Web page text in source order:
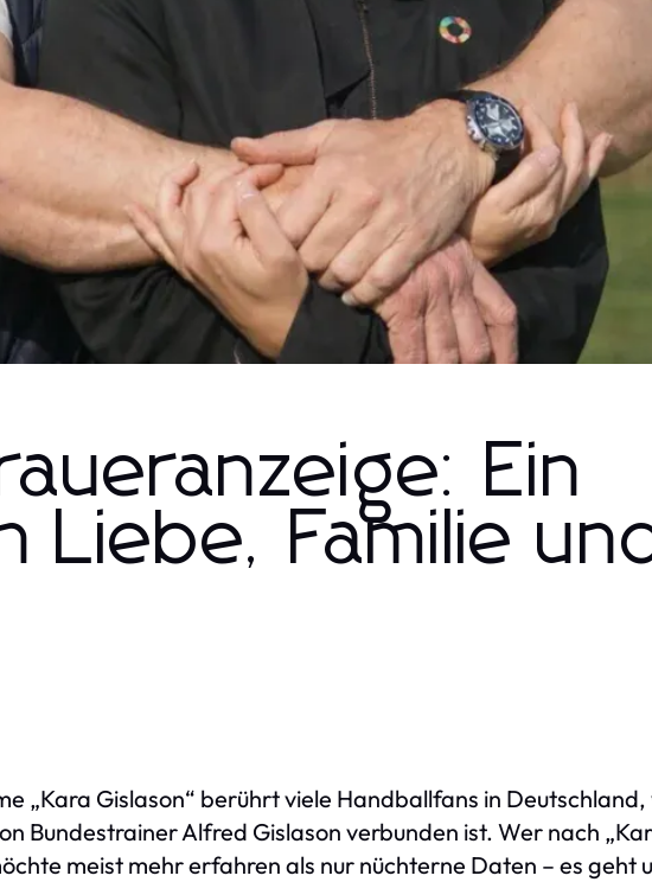
Ein
Liebe, Familie
„Kara Gislason“ berührt viele Handballfans in
Bundestrainer Alfred Gislason verbunden ist. Wer nach
meist mehr erfahren als nur nüchterne Daten – es geht